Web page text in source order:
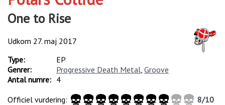
One to Rise
Udkom 27. maj 2017
Type:
EP
Genrer:
Progressive Death Metal Groove
Antal numre: 4
Officiel vurdering:
8/10